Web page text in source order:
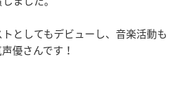
としてもデビューし、音楽活動も
優さんです！